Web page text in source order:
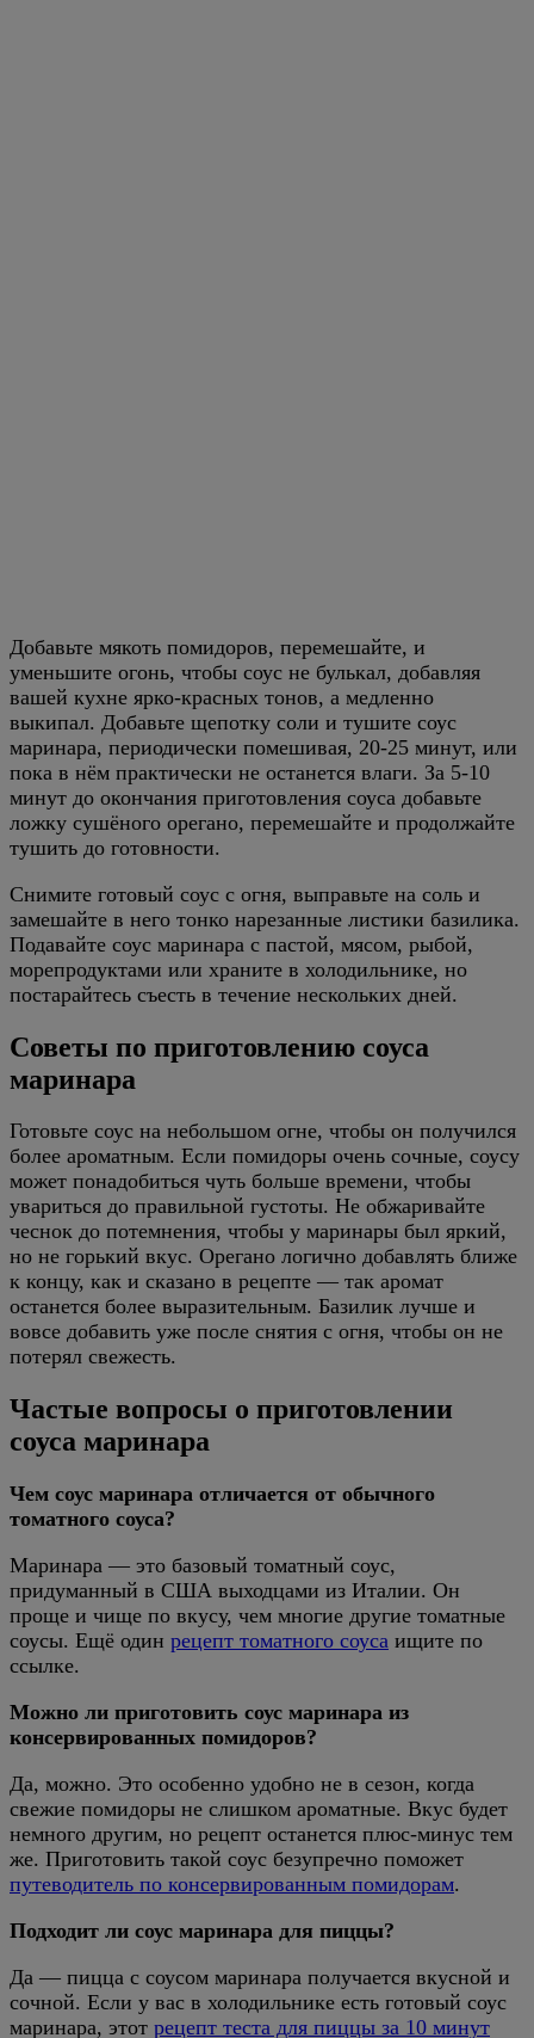
Добавьте мякоть помидоров, перемешайте, и
уменьшите огонь, чтобы соус не булькал, добавляя
вашей кухне ярко-красных тонов, а медленно
выкипал. Добавьте щепотку соли и тушите соус
маринара, периодически помешивая, 20-25 минут, или
пока в нём практически не останется влаги. За 5-10
минут до окончания приготовления соуса добавьте
ложку сушёного орегано, перемешайте и продолжайте
тушить до готовности.
Снимите готовый соус с огня, выправьте на соль и
замешайте в него тонко нарезанные листики базилика.
Подавайте соус маринара с пастой, мясом, рыбой,
морепродуктами или храните в холодильнике, но
постарайтесь съесть в течение нескольких дней.
Советы по приготовлению соуса
маринара
Готовьте соус на небольшом огне, чтобы он получился
более ароматным. Если помидоры очень сочные, соусу
может понадобиться чуть больше времени, чтобы
увариться до правильной густоты. Не обжаривайте
чеснок до потемнения, чтобы у маринары был яркий,
но не горький вкус. Орегано логично добавлять ближе
к концу, как и сказано в рецепте — так аромат
останется более выразительным. Базилик лучше и
вовсе добавить уже после снятия с огня, чтобы он не
потерял свежесть.
Частые вопросы о приготовлении
соуса маринара
Чем соус маринара отличается от обычного
томатного соуса?
Маринара — это базовый томатный соус,
придуманный в США выходцами из Италии. Он
проще и чище по вкусу, чем многие другие томатные
соусы. Ещё один рецепт томатного соуса ищите по
ссылке.
Можно ли приготовить соус маринара из
консервированных помидоров?
Да, можно. Это особенно удобно не в сезон, когда
свежие помидоры не слишком ароматные. Вкус будет
немного другим, но рецепт останется плюс-минус тем
же. Приготовить такой соус безупречно поможет
путеводитель по консервированным помидорам.
Подходит ли соус маринара для пиццы?
Да — пицца с соусом маринара получается вкусной и
сочной. Если у вас в холодильнике есть готовый соус
маринара, этот рецепт теста для пиццы за 10 минут